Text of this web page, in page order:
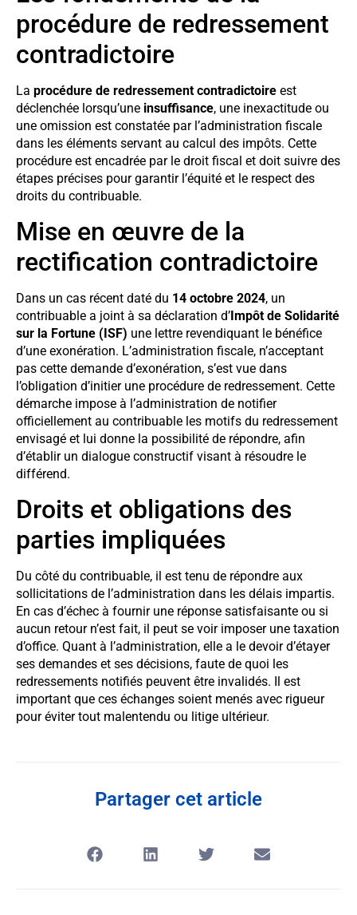
procédure de redressement
contradictoire
La procédure de redressement contradictoire est
déclenchée lorsqu’une insuffisance, une inexactitude ou
une omission est constatée par l’administration fiscale
dans les éléments servant au calcul des impôts. Cette
procédure est encadrée par le droit fiscal et doit suivre des
étapes précises pour garantir l’équité et le respect des
droits du contribuable.
Mise en œuvre de la
rectification contradictoire
Dans un cas récent daté du 14 octobre 2024, un
contribuable a joint à sa déclaration d’Impôt de Solidarité
sur la Fortune (ISF) une lettre revendiquant le bénéfice
d’une exonération. L’administration fiscale, n’acceptant
pas cette demande d’exonération, s’est vue dans
l’obligation d’initier une procédure de redressement. Cette
démarche impose à l’administration de notifier
officiellement au contribuable les motifs du redressement
envisagé et lui donne la possibilité de répondre, afin
d’établir un dialogue constructif visant à résoudre le
différend.
Droits et obligations des
parties impliquées
Du côté du contribuable, il est tenu de répondre aux
sollicitations de l’administration dans les délais impartis.
En cas d’échec à fournir une réponse satisfaisante ou si
aucun retour n’est fait, il peut se voir imposer une taxation
d’office. Quant à l’administration, elle a le devoir d’étayer
ses demandes et ses décisions, faute de quoi les
redressements notifiés peuvent être invalidés. Il est
important que ces échanges soient menés avec rigueur
pour éviter tout malentendu ou litige ultérieur.
Partager cet article